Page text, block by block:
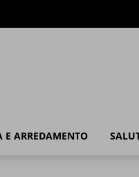
E ARREDAMENTO